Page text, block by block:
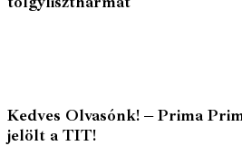
Kedves Olvasónk! – Prima
jelölt a TIT!